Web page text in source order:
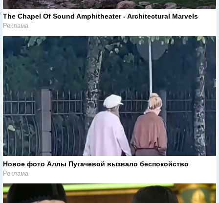
The Chapel Of Sound Amphitheater - Architectural Marvels
Реклама
Новое фото Аллы Пугачевой вызвало беспокойство
Реклама